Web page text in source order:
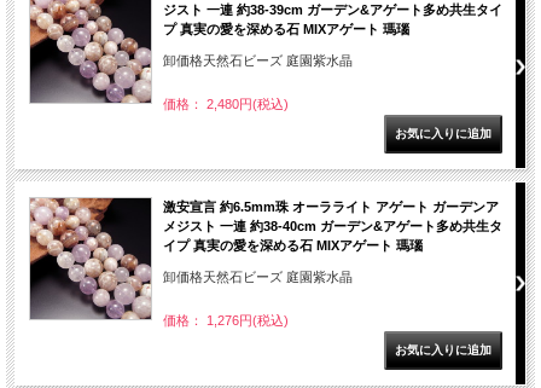
ジスト 一連 約38-39cm ガーデン&アゲート多め共生タイ
プ 真実の愛を深める石 MIXアゲート 瑪瑙
卸価格天然石ビーズ 庭園紫水晶
価格： 2,480円(税込)
激安宣言 約6.5mm珠 オーラライト アゲート ガーデンア
メジスト 一連 約38-40cm ガーデン&アゲート多め共生タ
イプ 真実の愛を深める石 MIXアゲート 瑪瑙
卸価格天然石ビーズ 庭園紫水晶
価格： 1,276円(税込)